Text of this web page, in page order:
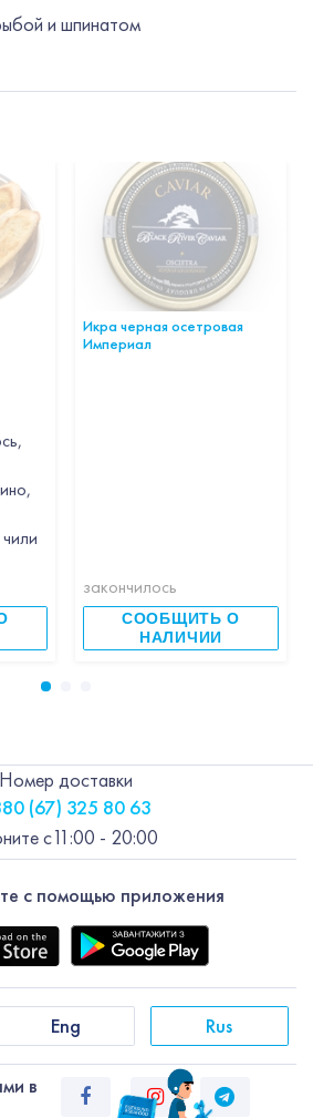
и шпинатом
Икра черная осетровая
Империал
закончилось
СООБЩИТЬ О
НАЛИЧИИ
с помощью приложения
в
Eng Rus
Номер доставки
(67) 325 80 63
с11:00 - 20:00